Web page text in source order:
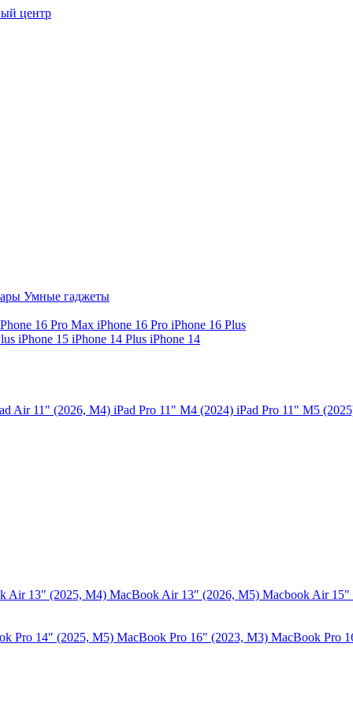
центр
Умные гаджеты
16 Pro Max iPhone 16 Pro iPhone 16 Plus
iPhone 15 iPhone 14 Plus iPhone 14
Air 11" (2026, M4) iPad Pro 11" M4 (2024) iPad Pro 11" M5
Air 13" (2025, M4) MacBook Air 13″ (2026, M5) Macbook Air 15"
Pro 14″ (2025, M5) MacBook Pro 16" (2023, M3) MacBook Pro